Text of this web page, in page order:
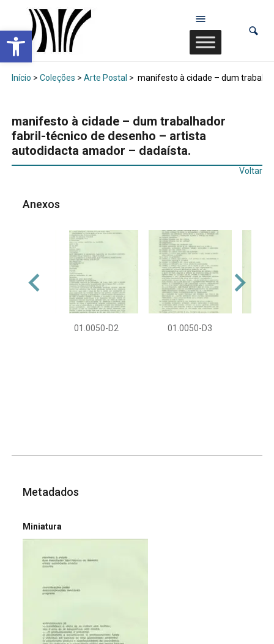
Abrir a barra de ferramentas
Início > Coleções > Arte Postal > manifesto à cidade – dum
manifesto à cidade – dum trabalhador
fabril-técnico de desenho – artista
autodidacta amador – dadaísta.
Voltar
Anexos
01.0050-D2 01.0050-D3
Metadados
Miniatura